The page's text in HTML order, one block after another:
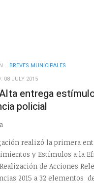
BREVES MUNICIPALES
08 JULY 2015
entrega
policial
realizó la primera
y Estímulos a la
de Acciones
2015 a 32 elementos